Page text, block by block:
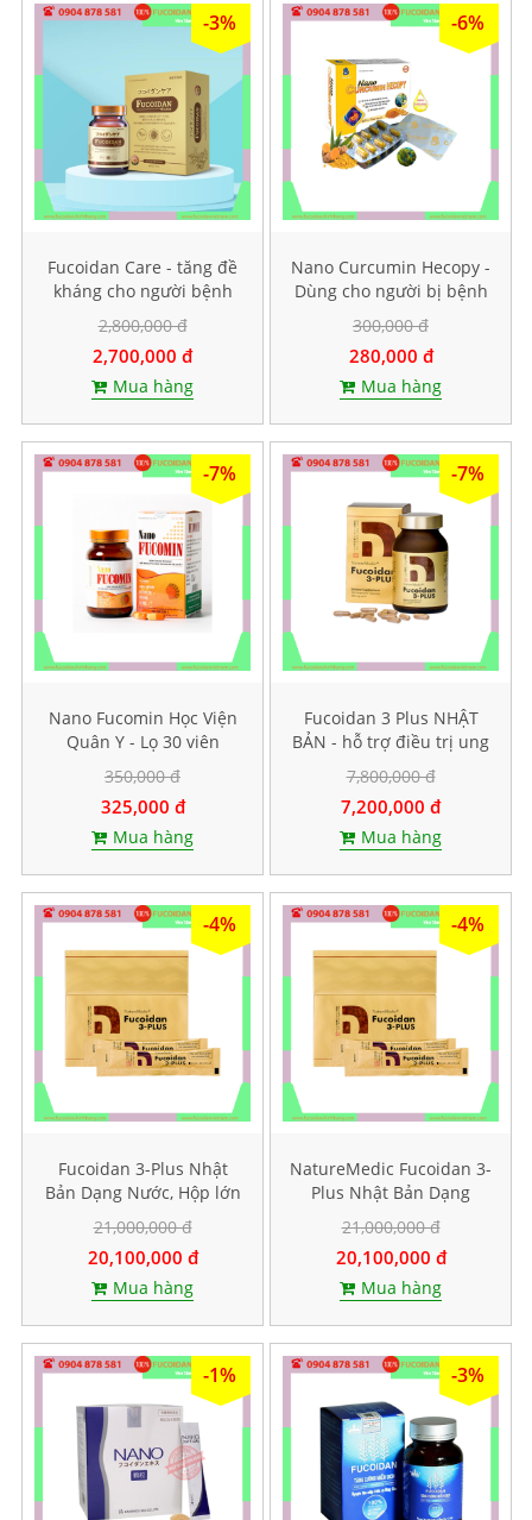
-3%
Fucoidan Care - tăng đề
kháng cho người bệnh
ung thư, Hộp 60 viên
nang cứng
2,800,000 đ
2,700,000 đ
Mua hàng
-6%
Nano Curcumin Hecopy -
Dùng cho người bị bệnh
dạ dày. Hộp 60 viên
300,000 đ
280,000 đ
Mua hàng
-7%
Nano Fucomin Học Viện
Quân Y - Lọ 30 viên
350,000 đ
325,000 đ
Mua hàng
-7%
Fucoidan 3 Plus NHẬT
BẢN - hỗ trợ điều trị ung
thư, tăng sức đề kháng
7,800,000 đ
7,200,000 đ
Mua hàng
-4%
Fucoidan 3-Plus Nhật
Bản Dạng Nước, Hộp lớn
50 gói
21,000,000 đ
20,100,000 đ
Mua hàng
-4%
NatureMedic Fucoidan 3-
Plus Nhật Bản Dạng
Nước, Hộp lớn 50 gói
21,000,000 đ
20,100,000 đ
Mua hàng
-1% -3%